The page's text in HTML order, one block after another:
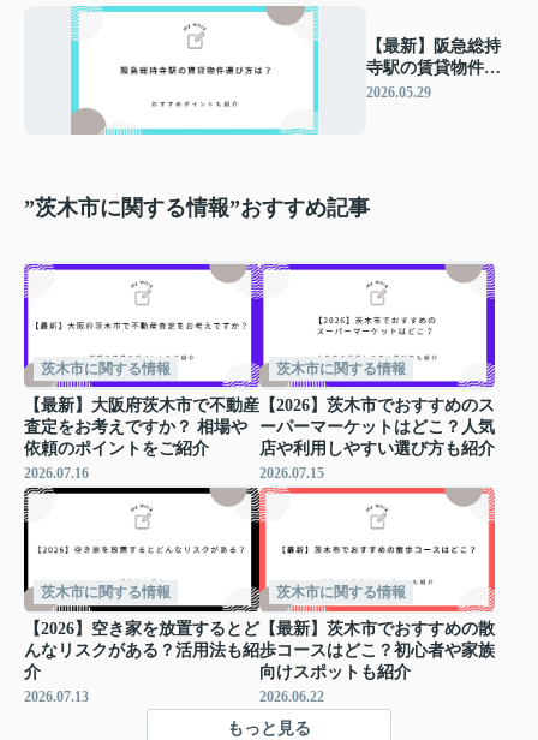
【最新】阪急総持
寺駅の賃貸物件選
び方は？おすすめ
2026.05.29
”茨木市に関する情報”おすすめ記事
茨木市に関する情報
【最新】大阪府茨木市で不動産
査定をお考えですか？ 相場や
依頼のポイントをご紹介
2026.07.16
茨木市に関する情報
【2026】茨木市でおすすめのス
ーパーマーケットはどこ？人気
店や利用しやすい選び方も紹介
2026.07.15
茨木市に関する情報
【2026】空き家を放置するとど
んなリスクがある？活用法も紹
介
2026.07.13
茨木市に関する情報
【最新】茨木市でおすすめの散
歩コースはどこ？初心者や家族
向けスポットも紹介
2026.06.22
もっと見る